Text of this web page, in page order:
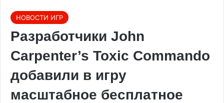
НОВОСТИ ИГР
Разработчики John
Carpenter’s Toxic Commando
добавили в игру
масштабное бесплатное